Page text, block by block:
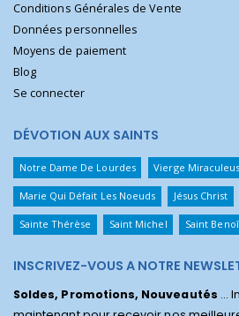
Conditions Générales de Vente
Données personnelles
Moyens de paiement
Blog
Se connecter
DÉVOTION AUX SAINTS
Notre Dame De Lourdes Vierge
Marie Qui Défait Les Noeuds Jésus Christ
Sainte Thérèse Saint Michel Saint
INSCRIVEZ-VOUS A NOTRE
Soldes, Promotions, Nouveautés ...